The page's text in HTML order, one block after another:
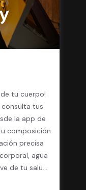
tu cuerpo!
tus
la app de
composición
precisa
agua
de tu salud